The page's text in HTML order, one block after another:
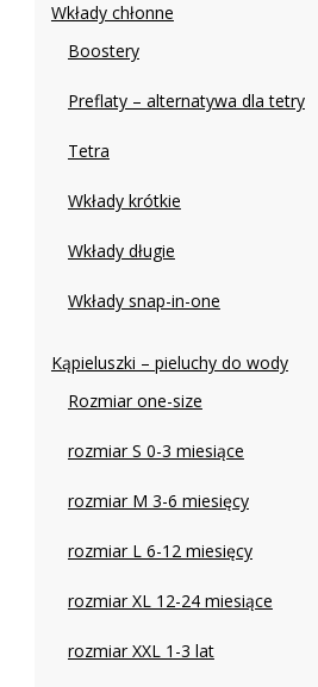
Wkłady chłonne
Boostery
Preflaty – alternatywa dla tetry
Tetra
Wkłady krótkie
Wkłady długie
Wkłady snap-in-one
Kąpieluszki – pieluchy do wody
Rozmiar one-size
rozmiar S 0-3 miesiące
rozmiar M 3-6 miesięcy
rozmiar L 6-12 miesięcy
rozmiar XL 12-24 miesiące
rozmiar XXL 1-3 lat